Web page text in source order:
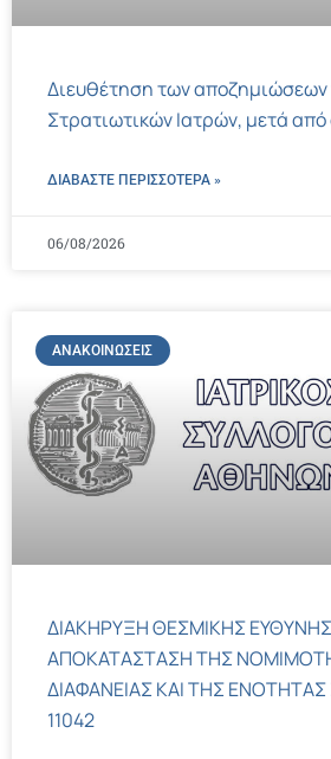
Διευθέτηση των
Στρατιωτικών Ιατρών, μετά από
ΔΙΑΒΑΣΤΕ ΠΕΡΙΣΣΌΤΕΡΑ »
06/08/2026
ΑΝΑΚΟΙΝΏΣΕΙΣ
ΔΙΑΚΗΡΥΞΗ ΘΕΣΜΙΚΗΣ ΕΥΘΥΝΗΣ
ΑΠΟΚΑΤΑΣΤΑΣΗ ΤΗΣ
ΔΙΑΦΑΝΕΙΑΣ ΚΑΙ ΤΗΣ
11042